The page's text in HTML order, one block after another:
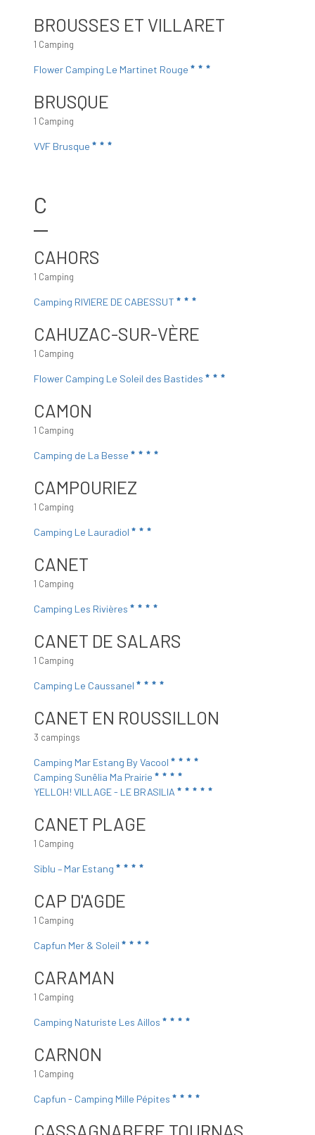
BROUSSES ET VILLARET
1 Camping
Flower Camping Le Martinet Rouge
BRUSQUE
1 Camping
VVF Brusque
C
CAHORS
1 Camping
Camping RIVIERE DE CABESSUT
CAHUZAC-SUR-VÈRE
1 Camping
Flower Camping Le Soleil des Bastides
CAMON
1 Camping
Camping de La Besse
CAMPOURIEZ
1 Camping
Camping Le Lauradiol
CANET
1 Camping
Camping Les Rivières
CANET DE SALARS
1 Camping
Camping Le Caussanel
CANET EN ROUSSILLON
3 campings
Camping Mar Estang By Vacool
Camping Sunêlia Ma Prairie
YELLOH! VILLAGE - LE BRASILIA
CANET PLAGE
1 Camping
Siblu – Mar Estang
CAP D'AGDE
1 Camping
Capfun Mer & Soleil
CARAMAN
1 Camping
Camping Naturiste Les Aillos
CARNON
1 Camping
Capfun - Camping Mille Pépites
CASSAGNABERE TOURNAS